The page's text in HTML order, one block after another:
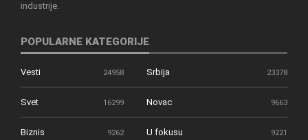
industrije.
POPULARNE KATEGORIJE
Vesti 24958 Srbija 23378
Svet 16299 Novac 9663
Biznis 9262 U fokusu 9221